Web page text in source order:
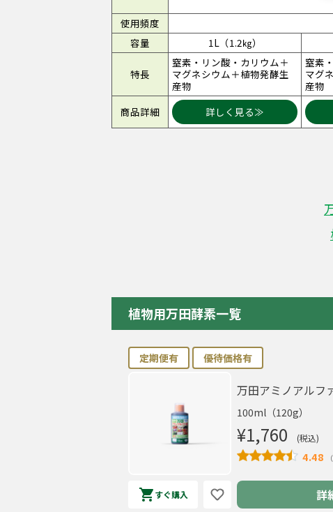
使用頻度
容量
1L（1.2㎏）
特長
窒素・リン酸・カリウム＋
マグネシウム＋植物発酵生
産物
窒素
マグ
産物
商品詳細 詳しく見る≫
植物用万田酵素一覧
定期便有 優待価格有
万田アミノアルフ
100ml（120g）
¥1,760 (税込)
4.48
すぐ購入 詳